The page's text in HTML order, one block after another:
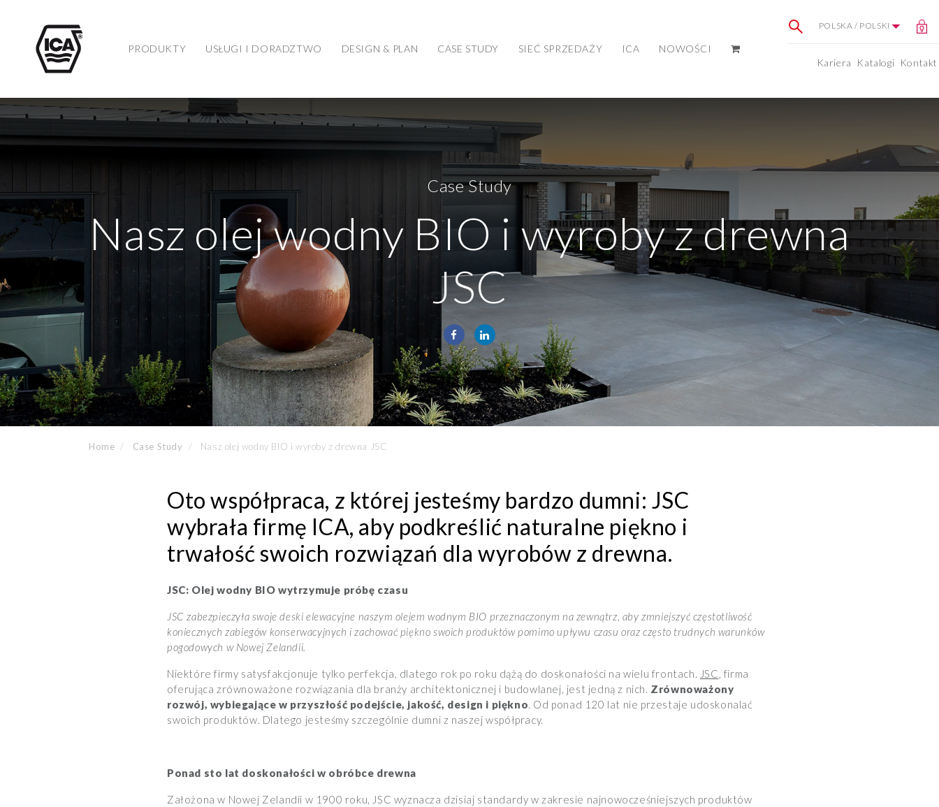
PRODUKTY USŁUGI I DORADZTWO DESIGN & PLAN CASE STUDY SIEĆ SPRZEDAŻY ICA NOWOŚCI
POLSKA / POLSKI
Kariera Katalogi Kontakt
Case Study
Nasz olej wodny BIO i wyroby z drewna
JSC
Home Case Study Nasz olej wodny BIO i wyroby z drewna JSC
Oto współpraca, z której jesteśmy bardzo dumni: JSC
wybrała firmę ICA, aby podkreślić naturalne piękno i
trwałość swoich rozwiązań dla wyrobów z drewna.
JSC: Olej wodny BIO wytrzymuje próbę czasu
JSC zabezpieczyła swoje deski elewacyjne naszym olejem wodnym BIO przeznaczonym na zewnątrz, aby zmniejszyć częstotliwość
koniecznych zabiegów konserwacyjnych i zachować piękno swoich produktów pomimo upływu czasu oraz często trudnych warunków
pogodowych w Nowej Zelandii.
Niektóre firmy satysfakcjonuje tylko perfekcja, dlatego rok po roku dążą do doskonałości na wielu frontach. JSC, firma
oferująca zrównoważone rozwiązania dla branży architektonicznej i budowlanej, jest jedną z nich. Zrównoważony
rozwój, wybiegające w przyszłość podejście, jakość, design i piękno. Od ponad 120 lat nie przestaje udoskonalać
swoich produktów. Dlatego jesteśmy szczególnie dumni z naszej współpracy.
Ponad sto lat doskonałości w obróbce drewna
Założona w Nowej Zelandii w 1900 roku, JSC wyznacza dzisiaj standardy w zakresie najnowocześniejszych produktów